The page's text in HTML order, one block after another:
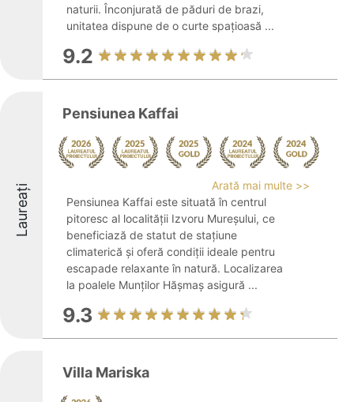
naturii. Înconjurată de păduri de brazi,
unitatea dispune de o curte spațioasă ...
9.2
Laureați
Pensiunea Kaffai
Arată mai multe >>
Pensiunea Kaffai este situată în centrul
pitoresc al localității Izvoru Mureșului, ce
beneficiază de statut de stațiune
climaterică și oferă condiții ideale pentru
escapade relaxante în natură. Localizarea
la poalele Munților Hășmaș asigură ...
9.3
Villa Mariska